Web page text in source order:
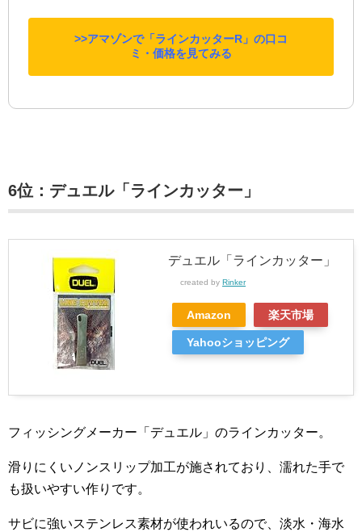
>>アマゾンで「ラインカッターR」の口コ
ミ・価格を見てみる
6位：デュエル「ラインカッター」
デュエル「ラインカッター」
created by Rinker
Amazon 楽天市場
Yahooショッピング
フィッシングメーカー「デュエル」のラインカッター。
滑りにくいノンスリップ加工が施されており、濡れた手で
も扱いやすい作りです。
サビに強いステンレス素材が使われいるので、淡水・海水